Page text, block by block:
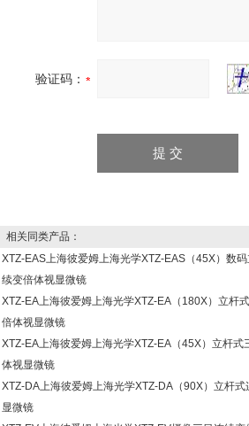
验证码：
相关同类产品：
XTZ-EAS上海彼爱姆上海光学XTZ-EAS（45X）数
续变倍体视显微镜
XTZ-EA上海彼爱姆上海光学XTZ-EA（180X）立杆
倍体视显微镜
XTZ-EA上海彼爱姆上海光学XTZ-EA（45X）立杆式
体视显微镜
XTZ-DA上海彼爱姆上海光学XTZ-DA（90X）立杆式
显微镜